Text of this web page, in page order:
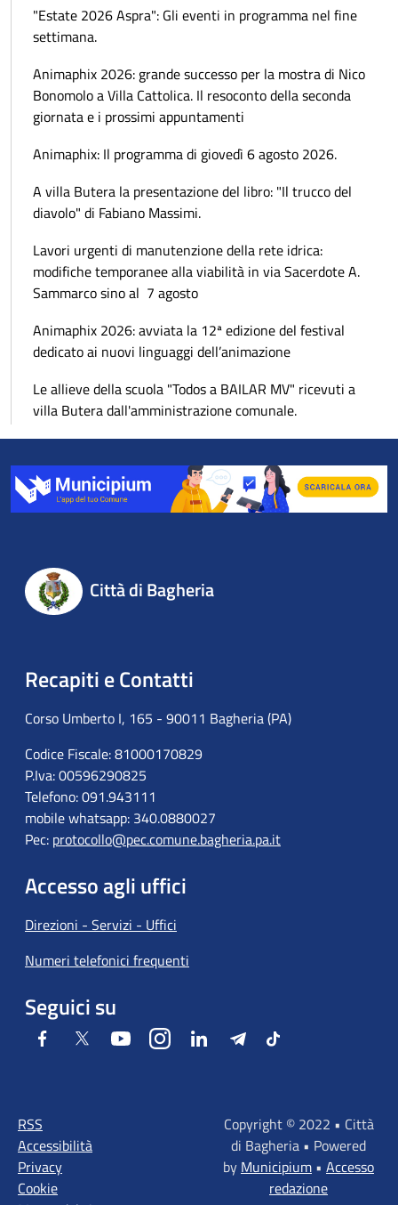
"Estate 2026 Aspra": Gli eventi in programma nel fine
settimana.
Animaphix 2026: grande successo per la mostra di Nico
Bonomolo a Villa Cattolica. Il resoconto della seconda
giornata e i prossimi appuntamenti
Animaphix: Il programma di giovedì 6 agosto 2026.
A villa Butera la presentazione del libro: "Il trucco del
diavolo" di Fabiano Massimi.
Lavori urgenti di manutenzione della rete idrica:
modifiche temporanee alla viabilità in via Sacerdote A.
Sammarco sino al 7 agosto
Animaphix 2026: avviata la 12ª edizione del festival
dedicato ai nuovi linguaggi dell’animazione
Le allieve della scuola "Todos a BAILAR MV" ricevuti a
villa Butera dall'amministrazione comunale.
Città di Bagheria
Recapiti e Contatti
Corso Umberto I, 165 - 90011 Bagheria (PA)
Codice Fiscale: 81000170829
P.Iva: 00596290825
Telefono: 091.943111
mobile whatsapp: 340.0880027
Pec: protocollo@pec.comune.bagheria.pa.it
Accesso agli uffici
Direzioni - Servizi - Uffici
Numeri telefonici frequenti
Seguici su
Facebook Twitter YoutubeInstagramLinkedIn TelegramTiktok
RSS
Accessibilità
Privacy
Cookie
Copyright © 2022 • Città
di Bagheria • Powered
by Municipium • Accesso
redazione